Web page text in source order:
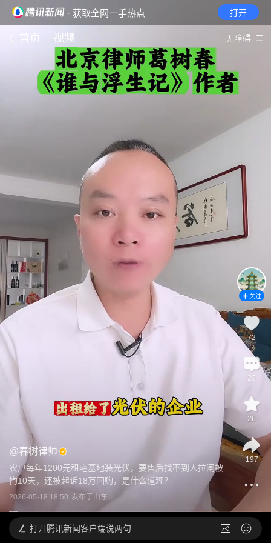
· 获取全网一手热点 打开
首页 视频 无障碍
@春树律师
农户每年1200元租宅基地装光伏，要售后找不到人拉闸被
拘10天，还被起诉18万回购，是什么道理？
2026-05-18 18:50 发布于山东
关注
72
20
26
197
打开腾讯新闻客户端说两句